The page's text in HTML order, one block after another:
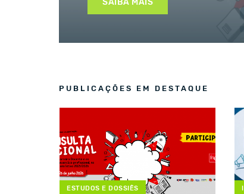
SAIBA MAIS
SAIBA MAIS
SAIBA MAIS
PUBLICAÇÕES EM DESTAQUE
ESTUDOS E DOSSIÊS